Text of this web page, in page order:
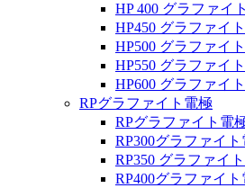
HP 400 グラファイ
HP450 グラファイ
HP500 グラファイ
HP550 グラファイ
HP600 グラファイ
RPグラファイト電極
RPグラファイト電
RP300グラファイ
RP350 グラファイ
RP400グラファイ